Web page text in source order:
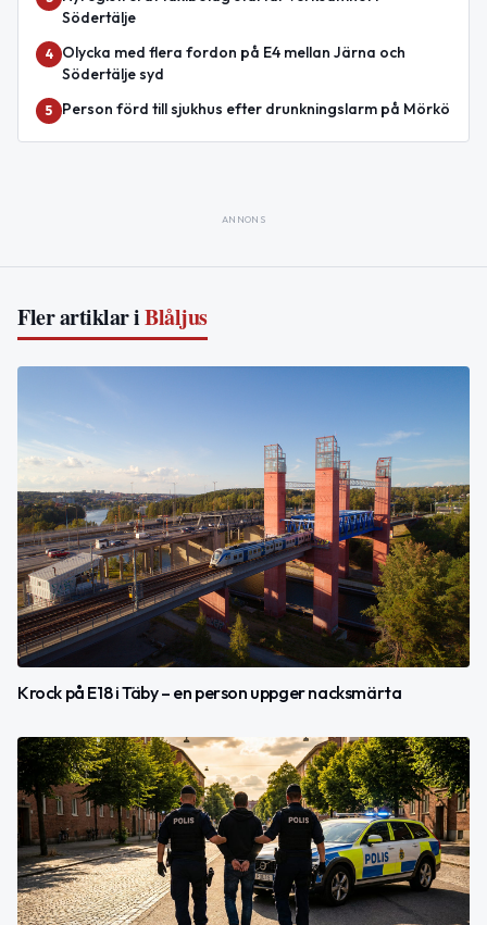
Södertälje
4
Olycka med flera fordon på E4 mellan Järna och
Södertälje syd
5 Person förd till sjukhus efter drunkningslarm på Mörkö
ANNONS
Fler artiklar iBlåljus
Krock på E18 i Täby – en person uppger nacksmärta